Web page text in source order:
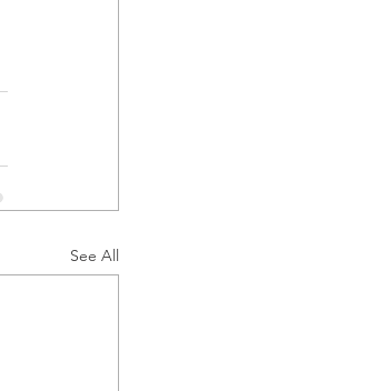
See All